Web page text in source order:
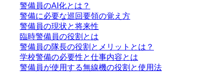
警備員のAI化とは？
警備に必要な巡回要領の覚え方
警備員の現状と将来性
臨時警備員の役割とは
警備員の隊長の役割とメリットとは？
学校警備の必要性と仕事内容とは
警備員が使用する無線機の役割と使用法